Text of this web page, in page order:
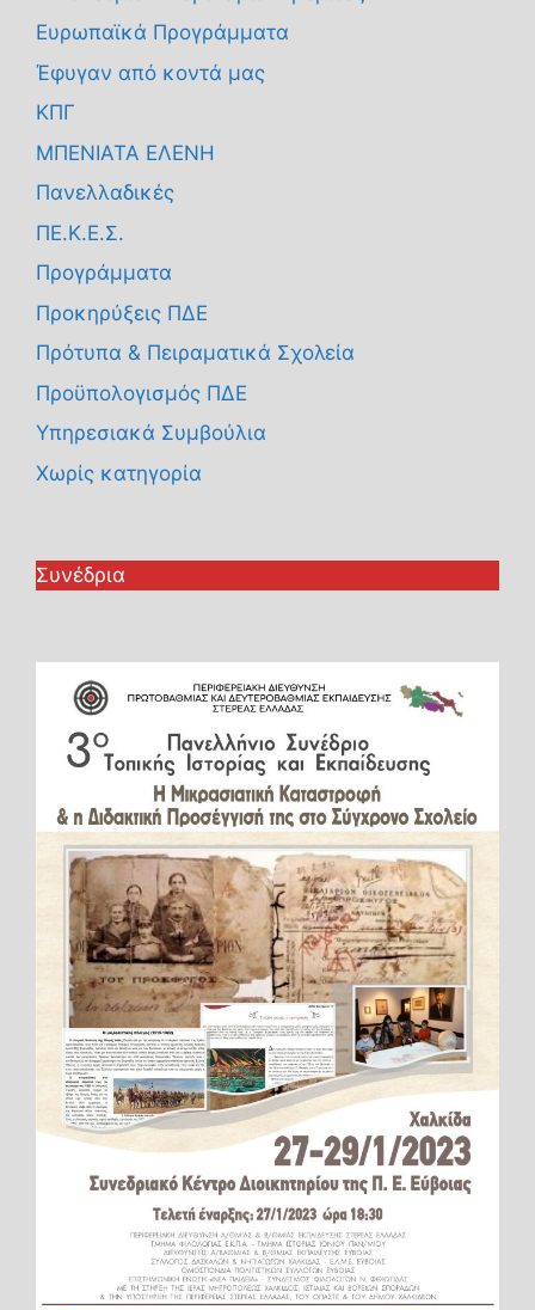
Ευρωπαϊκά Προγράμματα
Έφυγαν από κοντά μας
ΚΠΓ
ΜΠΕΝΙΑΤΑ ΕΛΕΝΗ
Πανελλαδικές
ΠΕ.Κ.Ε.Σ.
Προγράμματα
Προκηρύξεις ΠΔΕ
Πρότυπα & Πειραματικά Σχολεία
Προϋπολογισμός ΠΔΕ
Υπηρεσιακά Συμβούλια
Χωρίς κατηγορία
Συνέδρια